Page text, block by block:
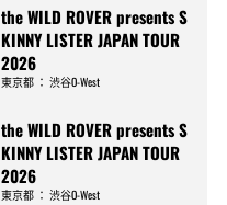
the WILD ROVER presents S
KINNY LISTER JAPAN TOUR
2026
東京都 ：渋谷O-West
the WILD ROVER presents S
KINNY LISTER JAPAN TOUR
2026
東京都 ：渋谷O-West